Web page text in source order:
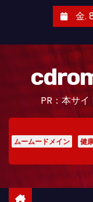
金.
PR：本サ
ムームードメイン 健